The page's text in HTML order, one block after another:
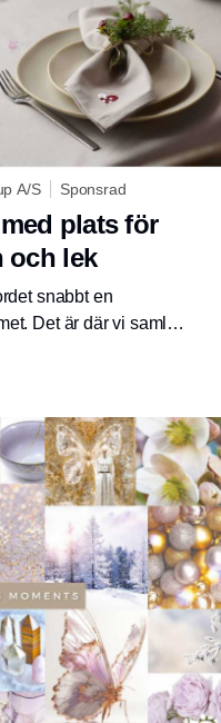
A/S Sponsrad
plats för
och lek
snabbt en
Det är där vi samlas